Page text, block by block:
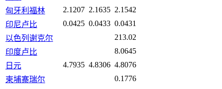
匈牙利福林
2.1207 2.1635 2.1542
印尼卢比
0.0425 0.0433 0.0431
以色列谢克尔
213.02
印度卢比
8.0645
日元
4.7935 4.8306 4.8076
柬埔寨瑞尔
0.1776